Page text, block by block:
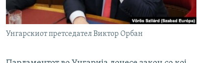
РСЕ веб страници
Унгарскиот претседател Виктор Орбан